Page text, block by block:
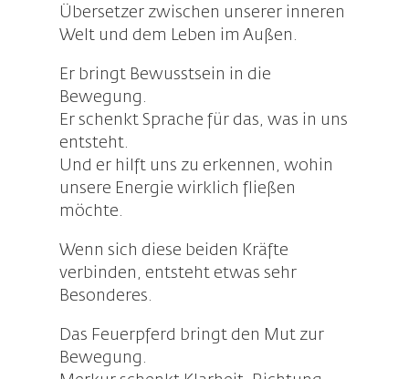
Übersetzer zwischen unserer inneren
Welt und dem Leben im Außen.
Er bringt Bewusstsein in die
Bewegung.
Er schenkt Sprache für das, was in uns
entsteht.
Und er hilft uns zu erkennen, wohin
unsere Energie wirklich fließen
möchte.
Wenn sich diese beiden Kräfte
verbinden, entsteht etwas sehr
Besonderes.
Das Feuerpferd bringt den Mut zur
Bewegung.